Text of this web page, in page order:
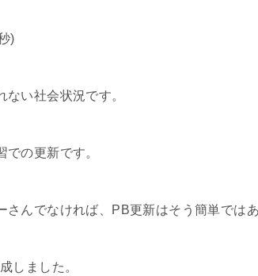
)
い社会状況です。
での更新です。
さんでなければ、PB更新はそう簡単ではあ
しました。